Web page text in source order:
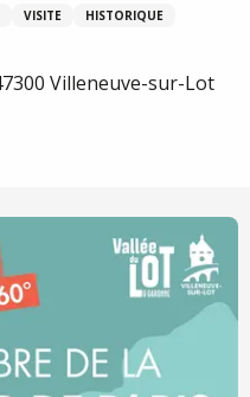
VISITE
HISTORIQUE
Villeneuve-sur-Lot